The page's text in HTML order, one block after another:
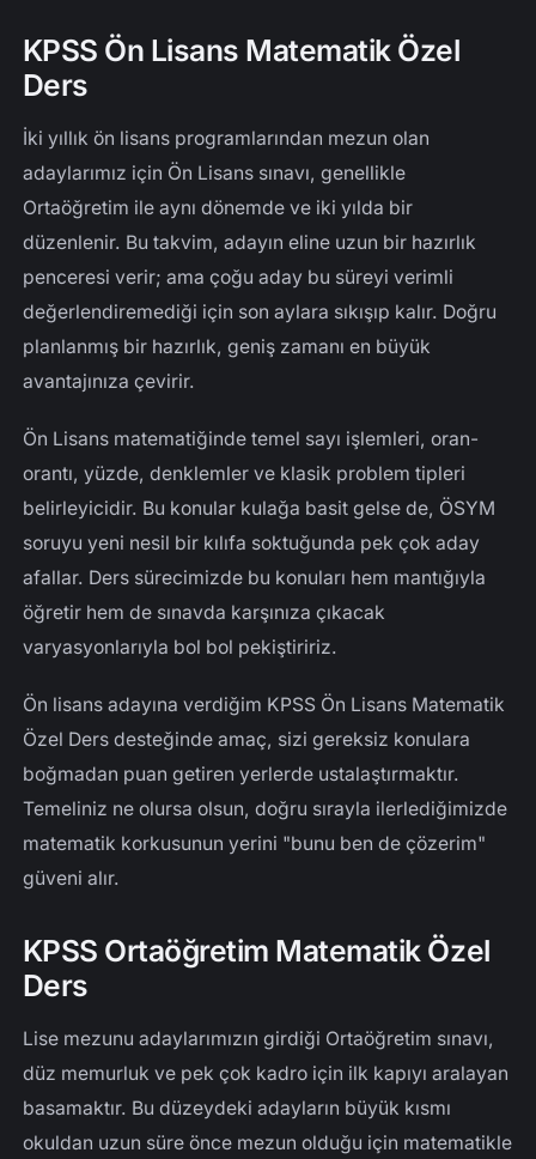
KPSS Ön Lisans Matematik Özel
Ders
İki yıllık ön lisans programlarından mezun olan
adaylarımız için Ön Lisans sınavı, genellikle
Ortaöğretim ile aynı dönemde ve iki yılda bir
düzenlenir. Bu takvim, adayın eline uzun bir hazırlık
penceresi verir; ama çoğu aday bu süreyi verimli
değerlendiremediği için son aylara sıkışıp kalır. Doğru
planlanmış bir hazırlık, geniş zamanı en büyük
avantajınıza çevirir.
Ön Lisans matematiğinde temel sayı işlemleri, oran-
orantı, yüzde, denklemler ve klasik problem tipleri
belirleyicidir. Bu konular kulağa basit gelse de, ÖSYM
soruyu yeni nesil bir kılıfa soktuğunda pek çok aday
afallar. Ders sürecimizde bu konuları hem mantığıyla
öğretir hem de sınavda karşınıza çıkacak
varyasyonlarıyla bol bol pekiştiririz.
Ön lisans adayına verdiğim KPSS Ön Lisans Matematik
Özel Ders desteğinde amaç, sizi gereksiz konulara
boğmadan puan getiren yerlerde ustalaştırmaktır.
Temeliniz ne olursa olsun, doğru sırayla ilerlediğimizde
matematik korkusunun yerini "bunu ben de çözerim"
güveni alır.
KPSS Ortaöğretim Matematik Özel
Ders
Lise mezunu adaylarımızın girdiği Ortaöğretim sınavı,
düz memurluk ve pek çok kadro için ilk kapıyı aralayan
basamaktır. Bu düzeydeki adayların büyük kısmı
okuldan uzun süre önce mezun olduğu için matematikle